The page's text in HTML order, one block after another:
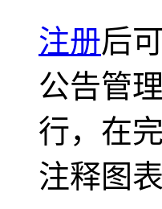
注册后
公告管
行，在
注释图